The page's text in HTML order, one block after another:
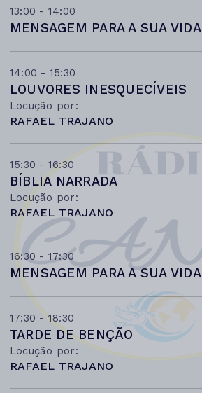
13:00 - 14:00
MENSAGEM PARA A SUA VIDA
14:00 - 15:30
LOUVORES INESQUECÍVEIS
Locução por:
RAFAEL TRAJANO
15:30 - 16:30
BÍBLIA NARRADA
Locução por:
RAFAEL TRAJANO
16:30 - 17:30
MENSAGEM PARA A SUA VIDA
17:30 - 18:30
TARDE DE BENÇÃO
Locução por:
RAFAEL TRAJANO